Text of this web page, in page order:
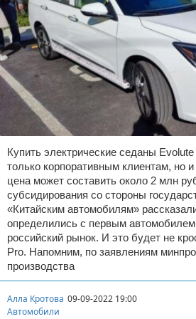
Купить электрические седаны
только корпоративным клиентам, но
цена может составить около 2 млн
субсидирования со стороны
«Китайским автомобилям»
определились с первым
российский рынок. И это будет не
Pro. Напомним, по заявлениям
производства
Алла Кротова 09-09-2022 19:00
Автомобили